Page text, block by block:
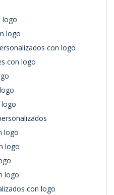
logo
logo
con logo
con logo
logo
logo
logo
con logo